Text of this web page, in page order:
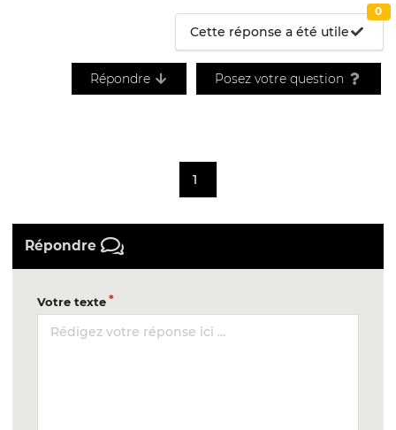
Cette réponse a été utile
0
Répondre Posez votre question
1
Répondre
Votre texte